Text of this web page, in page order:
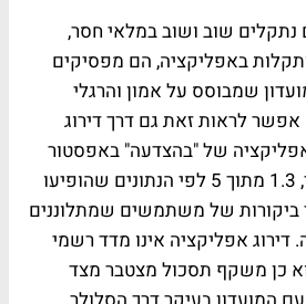
שוב ושוב במלאי חסר,
באפליקציה, הם מפסיקים
שמבוסס על אמון והרגלי
אפשר לראות זאת גם דרך דירוג
של "בהצדעה" באפסטור
מופיע דירוג נמוך מאוד, 1.3 מתוך 5 לפי הנתונים שהופיעו
ביקורות של משתמשים שמתלוננים
דירוג אפליקציה אינו מדד רשמי
כן משקף תסכול מצטבר מצד